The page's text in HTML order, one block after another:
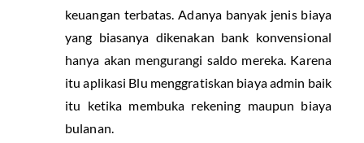
keuangan terbatas. Adanya banyak jenis biaya
yang biasanya dikenakan bank konvensional
hanya akan mengurangi saldo mereka. Karena
itu aplikasi Blu menggratiskan biaya admin baik
itu ketika membuka rekening maupun biaya
bulanan.